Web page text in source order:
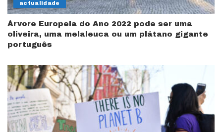
actualidade
Árvore Europeia do Ano 2022 pode ser uma
oliveira, uma melaleuca ou um plátano gigante
português